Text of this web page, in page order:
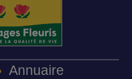
Annuaire